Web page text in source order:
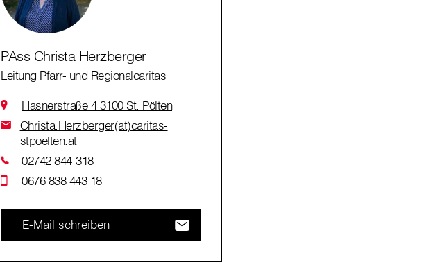
PAss Christa Herzberger
Leitung Pfarr- und Regionalcaritas
Hasnerstraße 4 3100 St. Pölten
Christa.Herzberger(at)caritas-
stpoelten.at
02742 844-318
0676 838 443 18
E-Mail schreiben